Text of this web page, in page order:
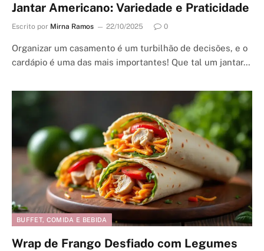
Jantar Americano: Variedade e Praticidade
Escrito por Mirna Ramos 22/10/2025 0
Organizar um casamento é um turbilhão de decisões, e o
cardápio é uma das mais importantes! Que tal um jantar…
BUFFET, COMIDA E BEBIDA
Wrap de Frango Desfiado com Legumes